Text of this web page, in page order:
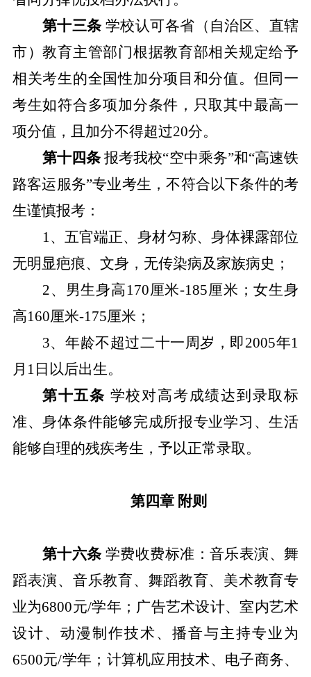
第十三条 学校认可各省（自治区、直辖
市）教育主管部门根据教育部相关规定给予
相关考生的全国性加分项目和分值。但同一
考生如符合多项加分条件，只取其中最高一
项分值，且加分不得超过20分。
第十四条 报考我校“空中乘务”和“高速铁
路客运服务”专业考生，不符合以下条件的考
生谨慎报考：
1、五官端正、身材匀称、身体裸露部位
无明显疤痕、文身，无传染病及家族病史；
2、男生身高170厘米-185厘米；女生身
高160厘米-175厘米；
3、年龄不超过二十一周岁，即2005年1
月1日以后出生。
第十五条 学校对高考成绩达到录取标
准、身体条件能够完成所报专业学习、生活
能够自理的残疾考生，予以正常录取。
第四章 附则
第十六条 学费收费标准：音乐表演、舞
蹈表演、音乐教育、舞蹈教育、美术教育专
业为6800元/学年；广告艺术设计、室内艺术
设计、动漫制作技术、播音与主持专业为
6500元/学年；计算机应用技术、电子商务、